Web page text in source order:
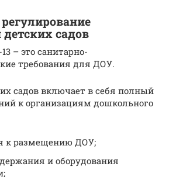
садов
– это санитарно-
требования для ДОУ.
садов включает в себя полный
к организациям дошкольного
к размещению ДОУ;
и оборудования